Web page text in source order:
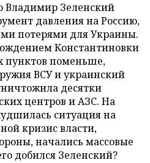
Владимир Зеленский
давления на Россию,
потерями для Украины.
Константиновки
пунктов поменьше,
ВСУ и украинский
десятки
центров и АЗС. На
ситуация на
кризис власти,
начались массовые
добился Зеленский?